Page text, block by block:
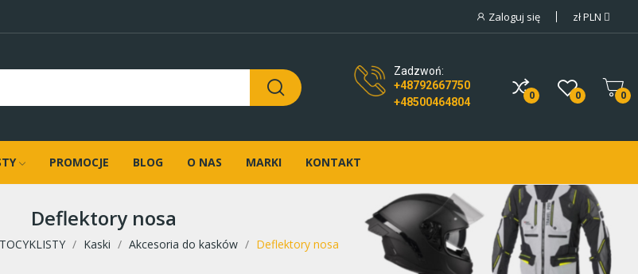
Zaloguj się złPLN
Zadzwoń:
+48792667750
+48500464804
0 0 0
PROMOCJE BLOG O NAS MARKI KONTAKT
Deflektory nosa
Kaski Akcesoria do kasków Deflektory nosa